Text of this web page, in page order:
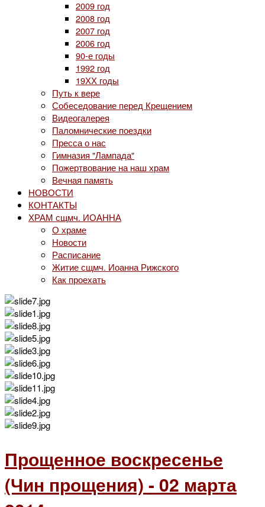
2009 год
2008 год
2007 год
2006 год
90-е годы
1992 год
19ХХ годы
Путь к вере
Собеседование перед Крещением
Видеогалерея
Паломнические поездки
Пресса о нас
Гимназия "Лампада"
Пожертвование на наш храм
Вечная память
НОВОСТИ
КОНТАКТЫ
ХРАМ сщмч. ИОАННА
О храме
Новости
Расписание
Житие сщмч. Иоанна Рижского
Как проехать
Прощенное воскресенье
(Чин прощения) - 02 марта